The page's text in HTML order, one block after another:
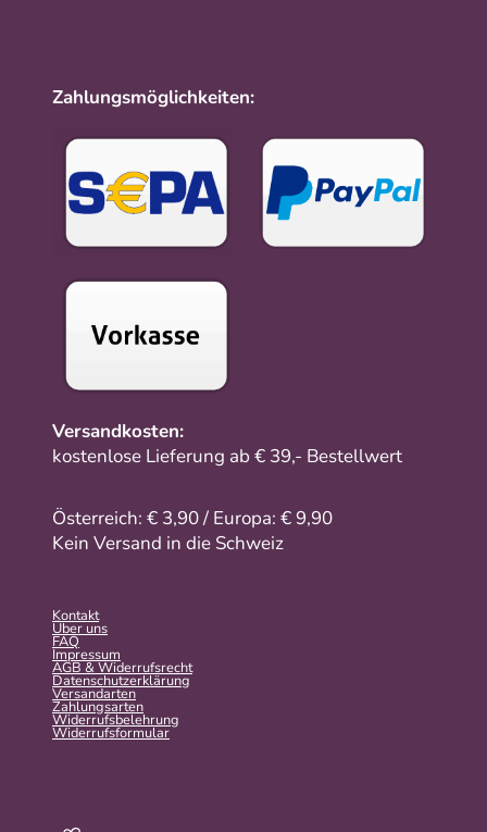
Zahlungsmöglichkeiten:
Versandkosten:
kostenlose Lieferung ab € 39,- Bestellwert
Österreich: € 3,90 / Europa: € 9,90
Kein Versand in die Schweiz
Kontakt
Über uns
FAQ
Impressum
AGB & Widerrufsrecht
Datenschutzerklärung
Versandarten
Zahlungsarten
Widerrufsbelehrung
Widerrufs­formular